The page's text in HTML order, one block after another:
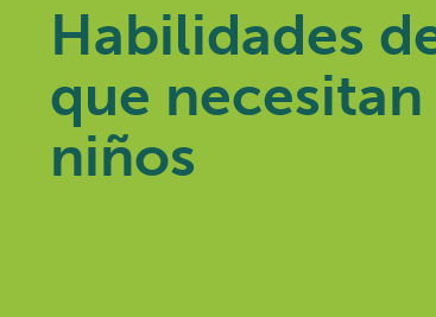
Habilidades
que
niños